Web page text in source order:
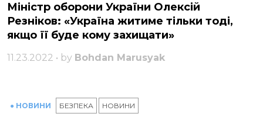
Міністр оборони України Олексій
Резніков: «Україна житиме тільки тоді,
якщо її буде кому захищати»
11.23.2022 • by Bohdan Marusyak
● НОВИНИ БЕЗПЕКА НОВИНИ